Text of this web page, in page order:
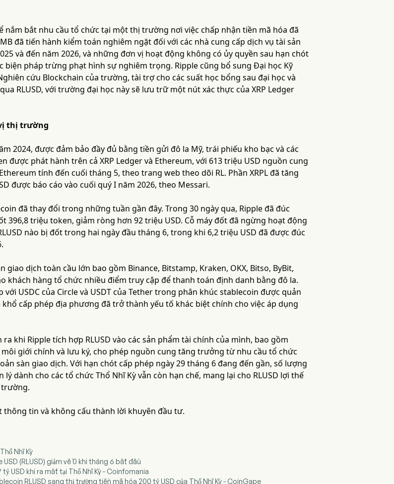
nắm bắt nhu cầu tổ chức tại một thị trường nơi việc chấp nhận tiền mã hóa đã
đã tiến hành kiểm toán nghiêm ngặt đối với các nhà cung cấp dịch vụ tài sản
và đến năm 2026, và những đơn vị hoạt động không có ủy quyền sau hạn chót
biện pháp trừng phạt hình sự nghiêm trọng. Ripple cũng bổ sung Đại học Kỹ
cứu Blockchain của trường, tài trợ cho các suất học bổng sau đại học và
RLUSD, với trường đại học này sẽ lưu trữ một nút xác thực của XRP Ledger
thị trường
2024, được đảm bảo đầy đủ bằng tiền gửi đô la Mỹ, trái phiếu kho bạc và các
được phát hành trên cả XRP Ledger và Ethereum, với 613 triệu USD nguồn cung
tính đến cuối tháng 5, theo trang web theo dõi RL. Phần XRPL đã tăng
được báo cáo vào cuối quý I năm 2026, theo Messari.
đã thay đổi trong những tuần gần đây. Trong 30 ngày qua, Ripple đã đúc
396,8 triệu token, giảm ròng hơn 92 triệu USD. Cỗ máy đốt đã ngừng hoạt động
nào bị đốt trong hai ngày đầu tháng 6, trong khi 6,2 triệu USD đã được đúc
giao dịch toàn cầu lớn bao gồm Binance, Bitstamp, Kraken, OKX, Bitso, ByBit,
khách hàng tổ chức nhiều điểm truy cập để thanh toán định danh bằng đô la.
USDC của Circle và USDT của Tether trong phân khúc stablecoin được quản
cấp phép địa phương đã trở thành yếu tố khác biệt chính cho việc áp dụng
khi Ripple tích hợp RLUSD vào các sản phẩm tài chính của mình, bao gồm
giới chính và lưu ký, cho phép nguồn cung tăng trưởng từ nhu cầu tổ chức
sàn giao dịch. Với hạn chót cấp phép ngày 29 tháng 6 đang đến gần, số lượng
dành cho các tổ chức Thổ Nhĩ Kỳ vẫn còn hạn chế, mang lại cho RLUSD lợi thế
thông tin và không cấu thành lời khuyên đầu tư.
Nhĩ Kỳ
(RLUSD) giảm về 0 khi tháng 6 bắt đầu
tỷ USD khi ra mắt tại Thổ Nhĩ Kỳ - Coinfomania
RLUSD sang thị trường tiền mã hóa 200 tỷ USD của Thổ Nhĩ Kỳ - CoinGape